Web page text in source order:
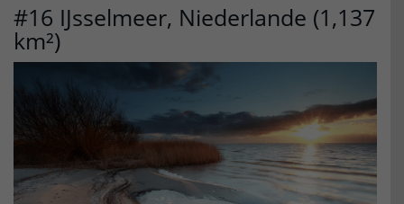
#16 IJsselmeer, Niederlande (1,137
km²)